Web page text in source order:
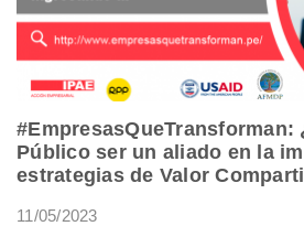
#EmpresasQueTransforman:
Público ser un aliado en la
estrategias de Valor
11/05/2023